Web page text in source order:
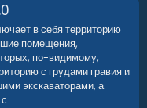
в себя территорию
помещения,
по-видимому,
с грудами гравия и
экскаваторами, а